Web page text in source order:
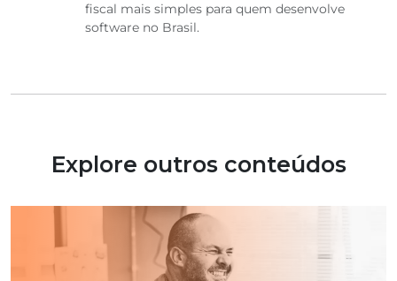
fiscal mais simples para quem desenvolve
software no Brasil.
Explore outros conteúdos